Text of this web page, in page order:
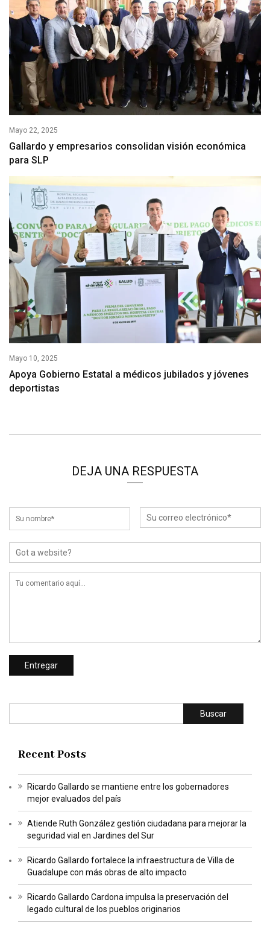
Mayo 22, 2025
Gallardo y empresarios consolidan visión económica
para SLP
Mayo 10, 2025
Apoya Gobierno Estatal a médicos jubilados y jóvenes
deportistas
DEJA UNA RESPUESTA
Buscar
Recent Posts
Ricardo Gallardo se mantiene entre los gobernadores
mejor evaluados del país
Atiende Ruth González gestión ciudadana para mejorar la
seguridad vial en Jardines del Sur
Ricardo Gallardo fortalece la infraestructura de Villa de
Guadalupe con más obras de alto impacto
Ricardo Gallardo Cardona impulsa la preservación del
legado cultural de los pueblos originarios